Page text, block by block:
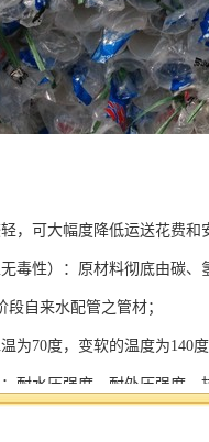
，可大幅度降低运送花费和
毒性）：原材料彻底由碳
自来水配管之管材；
为70度，变软的温度为140度
耐水压强度，耐外压强度，